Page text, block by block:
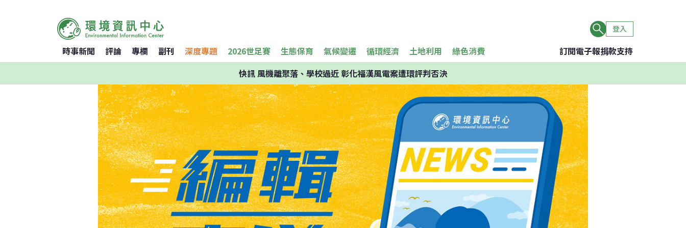
登入
時事新聞 評論 專欄 副刊 深度專題 2026世足賽 生態保育 氣候變遷 循環經濟 土地利用 綠色消費 訂閱電子報捐款支持
快訊風機離聚落、學校過近 彰化福漢風電案遭環評判否決